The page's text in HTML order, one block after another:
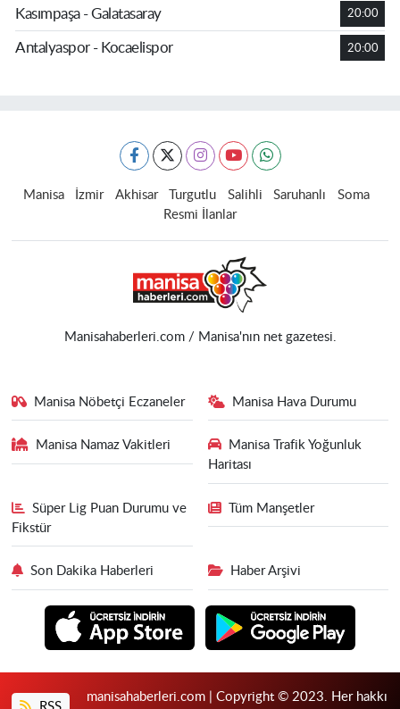
Kasımpaşa - Galatasaray 20:00
Antalyaspor - Kocaelispor 20:00
Manisa İzmir Akhisar Turgutlu Salihli Saruhanlı
Soma
Resmi İlanlar
Manisahaberleri.com / Manisa'nın net gazetesi.
Manisa Nöbetçi Eczaneler Manisa Hava Durumu
Manisa Namaz Vakitleri
Manisa Trafik Yoğunluk
Haritası
Süper Lig Puan Durumu ve
Fikstür
Tüm Manşetler
Son Dakika Haberleri Haber Arşivi
manisahaberleri.com | Copyright © 2023. Her hakkı